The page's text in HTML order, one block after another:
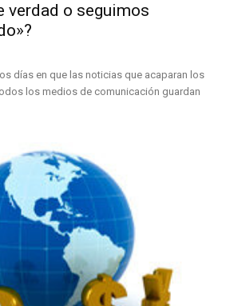
verdad o seguimos
días en que las noticias que acaparan los
los medios de comunicación guardan